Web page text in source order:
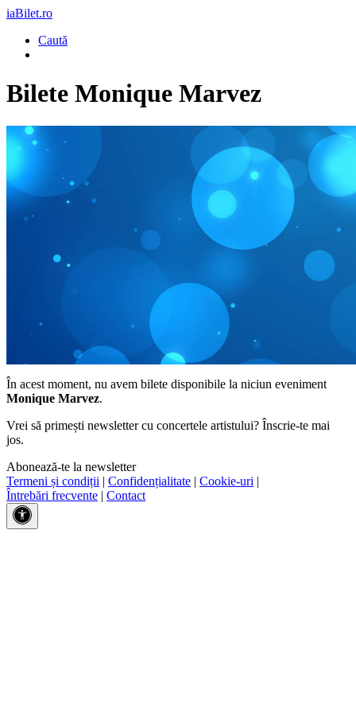
iaBilet.ro
Caută
Bilete Monique Marvez
În acest moment, nu avem bilete disponibile la niciun eveniment
Monique Marvez.
Vrei să primești newsletter cu concertele artistului? Înscrie-te mai
jos.
Abonează-te la newsletter
Termeni și condiții | Confidențialitate | Cookie-uri |
Întrebări frecvente | Contact